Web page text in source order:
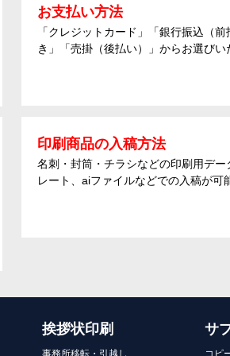
お支払い方法
「クレジットカード」「銀行振込（前
き」「売掛（後払い）」からお選びい
印刷商品の入稿方法
名刺・封筒・チラシなどの印刷用デ
レート、aiファイルなどでの入稿が可
挨拶状印刷
事務所移転・引越し
サ
コピ